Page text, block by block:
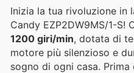
Inizia la tua rivoluzione in
Candy EZP2DW9MS/1-S!
1200 giri/min, dotata di
motore più silenzioso e
sogno di ogni casa.